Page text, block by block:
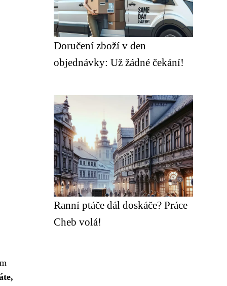
Doručení zboží v den
objednávky: Už žádné čekání!
Ranní ptáče dál doskáče? Práce
Cheb volá!